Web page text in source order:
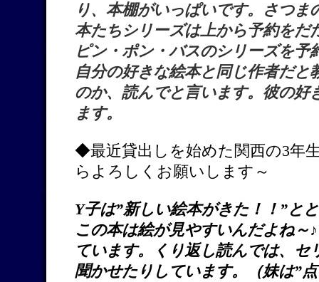
り、本棚がいっぱいです。さつ
本たちシリーズは上から予約をだ
ピン・ポン・バスのシリーズを予
自分の好きな絵本と同じ作者だと
のか、読んでと言います。彼の好
ます。
◆最近貸出しを始めた関西の3年
らよろしくお願いします～
Y子は”新しい絵本がきた！！”と
この本は絵が見やすいんだよね～
ています。くり返し読んでは、セ
聞かせたりしています。（妹は”